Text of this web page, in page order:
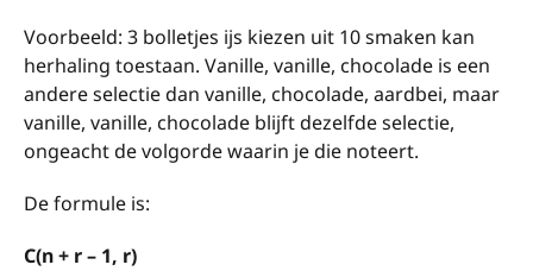
Voorbeeld: 3 bolletjes ijs kiezen uit 10 smaken kan
herhaling toestaan. Vanille, vanille, chocolade is een
andere selectie dan vanille, chocolade, aardbei, maar
vanille, vanille, chocolade blijft dezelfde selectie,
ongeacht de volgorde waarin je die noteert.
De formule is:
C(n + r – 1, r)